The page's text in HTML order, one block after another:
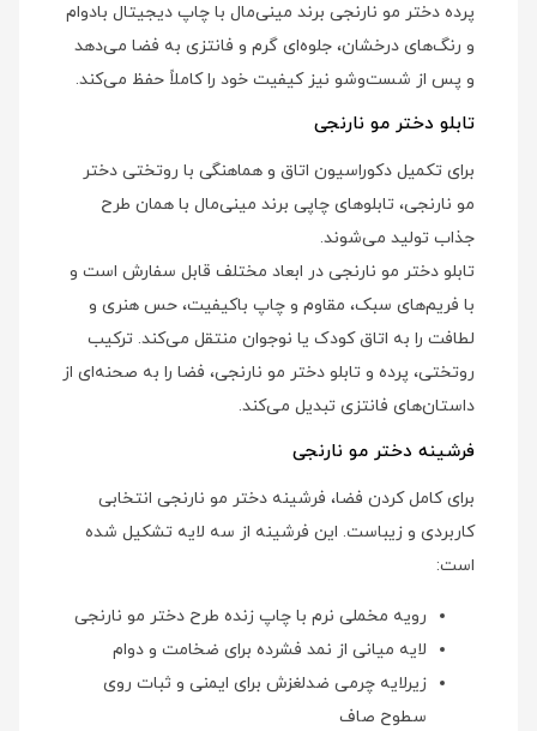
پرده دختر مو نارنجی برند مینی‌مال با چاپ دیجیتال بادوام
و رنگ‌های درخشان، جلوه‌ای گرم و فانتزی به فضا می‌دهد
و پس از شست‌وشو نیز کیفیت خود را کاملاً حفظ می‌کند.
تابلو دختر مو نارنجی
برای تکمیل دکوراسیون اتاق و هماهنگی با روتختی دختر
مو نارنجی، تابلوهای چاپی برند مینی‌مال با همان طرح
جذاب تولید می‌شوند.
تابلو دختر مو نارنجی در ابعاد مختلف قابل سفارش است و
با فریم‌های سبک، مقاوم و چاپ باکیفیت، حس هنری و
لطافت را به اتاق کودک یا نوجوان منتقل می‌کند. ترکیب
روتختی، پرده و تابلو دختر مو نارنجی، فضا را به صحنه‌ای از
داستان‌های فانتزی تبدیل می‌کند.
فرشینه دختر مو نارنجی
برای کامل کردن فضا، فرشینه دختر مو نارنجی انتخابی
کاربردی و زیباست. این فرشینه از سه لایه تشکیل شده
است:
رویه مخملی نرم با چاپ زنده طرح دختر مو نارنجی
لایه میانی از نمد فشرده برای ضخامت و دوام
زیرلایه چرمی ضدلغزش برای ایمنی و ثبات روی
سطوح صاف